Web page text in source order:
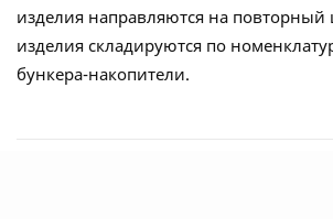
изделия направляются на повторный
изделия складируются по
бункера-накопители.